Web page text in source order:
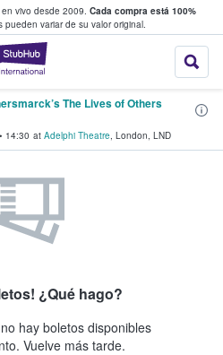
vivo desde 2009. Cada compra está 100%
pueden variar de su valor original.
StubHub: donde
boletos
The Lives of Others
• 14:30 at Adelphi Theatre, London, LND
¿Qué hago?
hay boletos disponibles
Vuelve más tarde.